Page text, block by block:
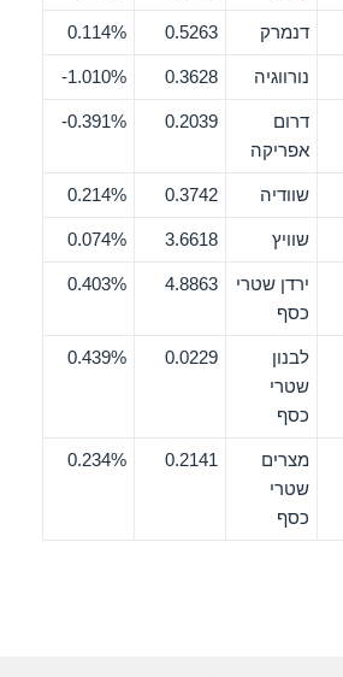
דנמרק 0.5263
0.114%
נורווגיה 0.3628
1.010%-
דרום
אפריקה
0.2039
0.391%-
שוודיה 0.3742
0.214%
שוויץ 3.6618
0.074%
ירדן שטרי
כסף
4.8863
0.403%
לבנון
שטרי
כסף
0.0229
0.439%
מצרים
שטרי
כסף
0.2141
0.234%